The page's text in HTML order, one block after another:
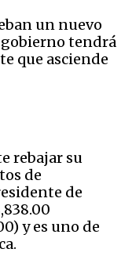
un nuevo
tendrá
que asciende
rebajar su
de
de
y es uno de